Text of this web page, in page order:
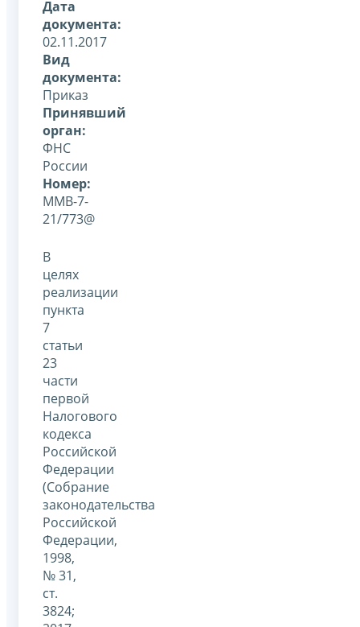
Дата
документа:
02.11.2017
Вид
документа:
Приказ
Принявший
орган:
ФНС
России
Номер:
ММВ-7-
21/773@
В
целях
реализации
пункта
7
статьи
23
части
первой
Налогового
кодекса
Российской
Федерации
(Собрание
законодательства
Российской
Федерации,
1998,
№ 31,
ст.
3824;